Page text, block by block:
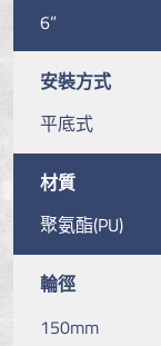
6”
安裝方式
平底式
材質
聚氨酯(PU)
輪徑
150mm